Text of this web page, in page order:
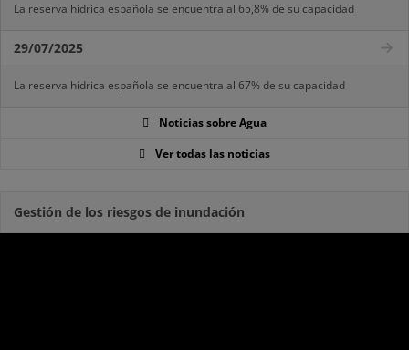
La reserva hídrica española se encuentra al 65,8% de su capacidad
29/07/2025
La reserva hídrica española se encuentra al 67% de su capacidad
Noticias sobre Agua
Ver todas las noticias
Gestión de los riesgos de inundación